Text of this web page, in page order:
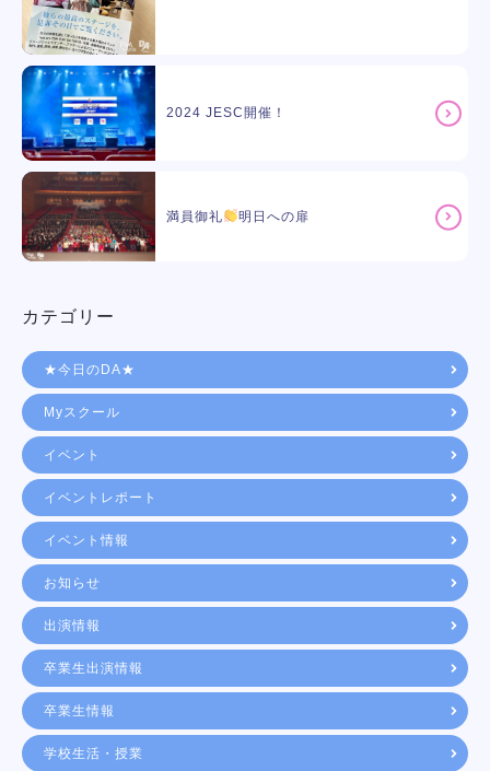
2024 JESC開催！
満員御礼 明日への扉
カテゴリー
★今日のDA★
Myスクール
イベント
イベントレポート
イベント情報
お知らせ
出演情報
卒業生出演情報
卒業生情報
学校生活・授業